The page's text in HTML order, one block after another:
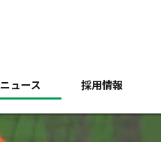
ニュース 採用情報